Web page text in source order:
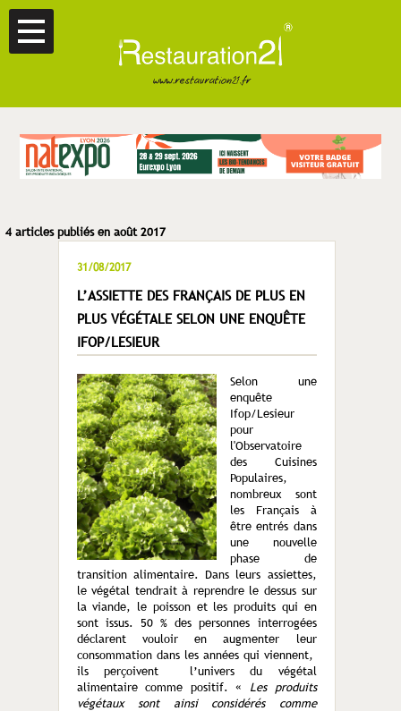
4 articles publiés en août 2017
31/08/2017
L’ASSIETTE DES FRANÇAIS DE PLUS EN
PLUS VÉGÉTALE SELON UNE ENQUÊTE
IFOP/LESIEUR
Selon une
enquête
Ifop/Lesieur
pour
l'Observatoire
des Cuisines
Populaires,
nombreux sont
les Français à
être entrés dans
une nouvelle
phase de
transition alimentaire. Dans leurs assiettes,
le végétal tendrait à reprendre le dessus sur
la viande, le poisson et les produits qui en
sont issus. 50 % des personnes interrogées
déclarent vouloir en augmenter leur
consommation dans les années qui viennent,
ils perçoivent l’univers du végétal
alimentaire comme positif. « Les produits
végétaux sont ainsi considérés comme